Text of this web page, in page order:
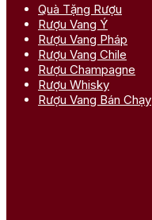
Quà Tặng Rượu
Rượu Vang Ý
Rượu Vang Pháp
Rượu Vang Chile
Rượu Champagne
Rượu Whisky
Rượu Vang Bán Chạy